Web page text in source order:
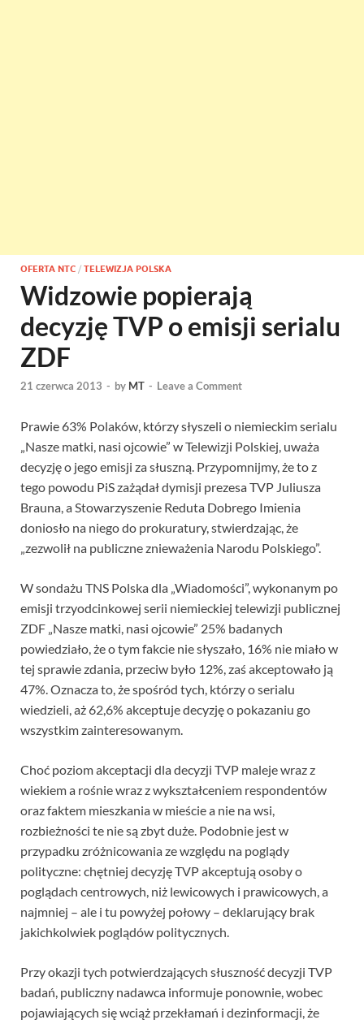
OFERTA NTC / TELEWIZJA POLSKA
Widzowie popierają
decyzję TVP o emisji serialu
ZDF
21 czerwca 2013 - by MT - Leave a Comment
Prawie 63% Polaków, którzy słyszeli o niemieckim serialu
„Nasze matki, nasi ojcowie” w Telewizji Polskiej, uważa
decyzję o jego emisji za słuszną. Przypomnijmy, że to z
tego powodu PiS zażądał dymisji prezesa TVP Juliusza
Brauna, a Stowarzyszenie Reduta Dobrego Imienia
doniosło na niego do prokuratury, stwierdzając, że
„zezwolił na publiczne znieważenia Narodu Polskiego”.
W sondażu TNS Polska dla „Wiadomości”, wykonanym po
emisji trzyodcinkowej serii niemieckiej telewizji publicznej
ZDF „Nasze matki, nasi ojcowie” 25% badanych
powiedziało, że o tym fakcie nie słyszało, 16% nie miało w
tej sprawie zdania, przeciw było 12%, zaś akceptowało ją
47%. Oznacza to, że spośród tych, którzy o serialu
wiedzieli, aż 62,6% akceptuje decyzję o pokazaniu go
wszystkim zainteresowanym.
Choć poziom akceptacji dla decyzji TVP maleje wraz z
wiekiem a rośnie wraz z wykształceniem respondentów
oraz faktem mieszkania w mieście a nie na wsi,
rozbieżności te nie są zbyt duże. Podobnie jest w
przypadku zróżnicowania ze względu na poglądy
polityczne: chętniej decyzję TVP akceptują osoby o
poglądach centrowych, niż lewicowych i prawicowych, a
najmniej – ale i tu powyżej połowy – deklarujący brak
jakichkolwiek poglądów politycznych.
Przy okazji tych potwierdzających słuszność decyzji TVP
badań, publiczny nadawca informuje ponownie, wobec
pojawiających się wciąż przekłamań i dezinformacji, że